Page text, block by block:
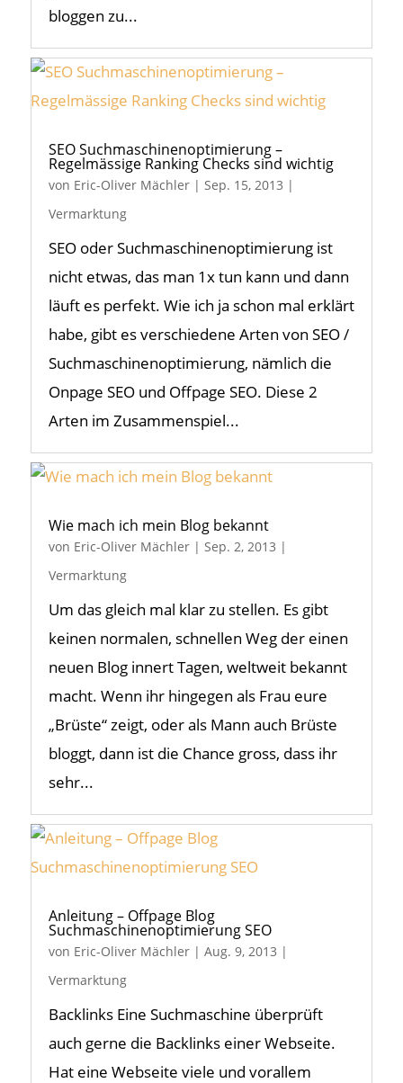
bloggen zu...
SEO Suchmaschinenoptimierung –
Regelmässige Ranking Checks sind wichtig
von Eric-Oliver Mächler| Sep. 15, 2013 |
Vermarktung
SEO oder Suchmaschinenoptimierung ist
nicht etwas, das man 1x tun kann und dann
läuft es perfekt. Wie ich ja schon mal erklärt
habe, gibt es verschiedene Arten von SEO /
Suchmaschinenoptimierung, nämlich die
Onpage SEO und Offpage SEO. Diese 2
Arten im Zusammenspiel...
Wie mach ich mein Blog bekannt
von Eric-Oliver Mächler| Sep. 2, 2013 |
Vermarktung
Um das gleich mal klar zu stellen. Es gibt
keinen normalen, schnellen Weg der einen
neuen Blog innert Tagen, weltweit bekannt
macht. Wenn ihr hingegen als Frau eure
„Brüste“ zeigt, oder als Mann auch Brüste
bloggt, dann ist die Chance gross, dass ihr
sehr...
Anleitung – Offpage Blog
Suchmaschinenoptimierung SEO
von Eric-Oliver Mächler| Aug. 9, 2013 |
Vermarktung
Backlinks Eine Suchmaschine überprüft
auch gerne die Backlinks einer Webseite.
Hat eine Webseite viele und vorallem